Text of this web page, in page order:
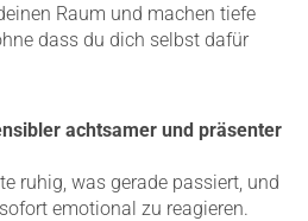
Raum und machen tiefe
dass du dich selbst dafür
achtsamer und präsenter
ruhig, was gerade passiert, und
emotional zu reagieren.